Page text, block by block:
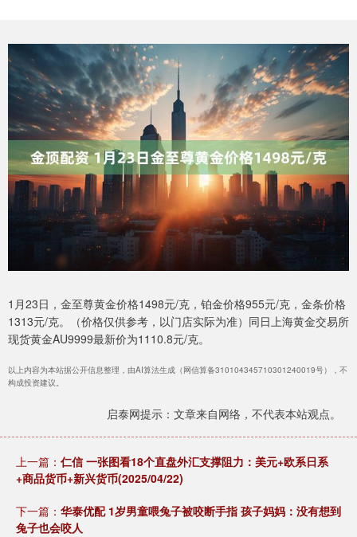
1月23日，金至尊黄金价格1498元/克，铂金价格955元/克，金条价格
1313元/克。（价格仅供参考，以门店实际为准）同日上海黄金交易所
现货黄金AU9999最新价为1110.8元/克。
以上内容为本站据公开信息整理，由AI算法生成（网信算备310104345710301240019号），不
构成投资建议。
启泰网提示：文章来自网络，不代表本站观点。
上一篇： 仁信 一张图看18个直盘外汇支撑阻力：美元+欧系日系
+商品货币+新兴货币(2025/04/22)
下一篇： 华泰优配 1岁男童喂兔子被咬断手指 孩子妈妈：没有想到
兔子也会咬人